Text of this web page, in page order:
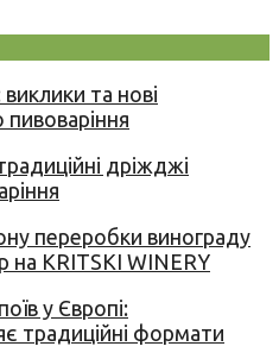
та нові
пивоваріння
дріжджі
переробки винограду
на KRITSKI WINERY
у Європі:
традиційні формати